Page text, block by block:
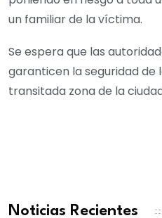
un familiar de la víctima.
Se espera que las
garanticen la seguridad de
transitada zona de la
Noticias Recientes